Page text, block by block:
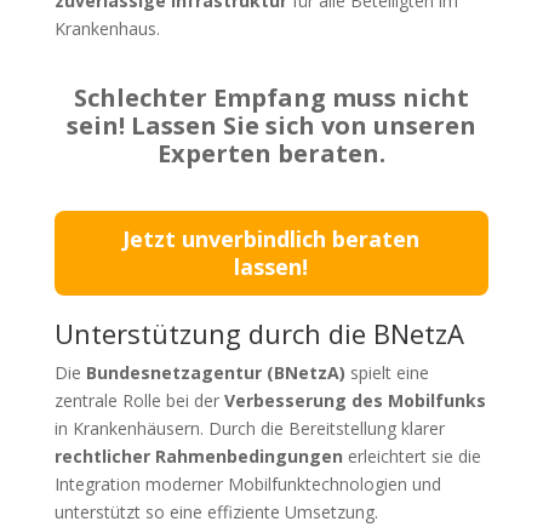
Krankenhaus.
Schlechter Empfang muss nicht
sein! Lassen Sie sich von unseren
Experten beraten.
Jetzt unverbindlich beraten
lassen!
Unterstützung durch die BNetzA
Die Bundesnetzagentur (BNetzA) spielt eine
zentrale Rolle bei der Verbesserung des Mobilfunks
in Krankenhäusern. Durch die Bereitstellung klarer
rechtlicher Rahmenbedingungen erleichtert sie die
Integration moderner Mobilfunktechnologien und
unterstützt so eine effiziente Umsetzung.